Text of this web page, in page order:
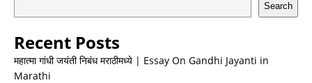
Search
Recent Posts
महात्मा गांधी जयंती निबंध मराठीमध्ये | Essay On Gandhi Jayanti in
Marathi